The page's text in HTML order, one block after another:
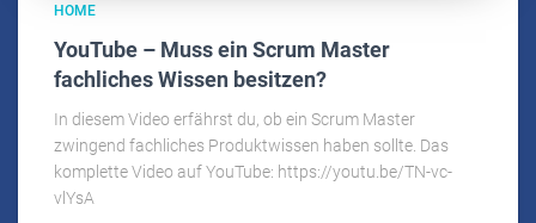
HOME
YouTube – Muss ein Scrum Master
fachliches Wissen besitzen?
In diesem Video erfährst du, ob ein Scrum Master
zwingend fachliches Produktwissen haben sollte. Das
komplette Video auf YouTube: https://youtu.be/TN-vc-
vlYsA